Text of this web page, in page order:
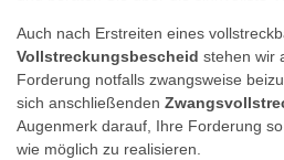
Auch nach Erstreiten eines
Vollstreckungsbescheid stehen wir
Forderung notfalls zwangsweise
sich anschließenden
Augenmerk darauf, Ihre Forderung
wie möglich zu realisieren.